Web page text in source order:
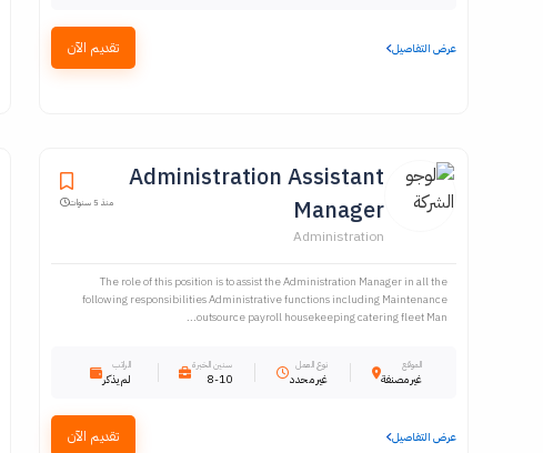
عرض التفاصيل تقديم الآن
Administration Assistant
Manager
Administration
منذ 5 سنوات
The role of this position is to assist the Administration Manager in all the
following responsibilities Administrative functions including Maintenance
outsource payroll housekeeping catering fleet Man...
الموقع
غير مصنفة
نوع العمل
غير محدد
سنين الخبرة
8-10
الراتب
لم يذكر
عرض التفاصيل تقديم الآن